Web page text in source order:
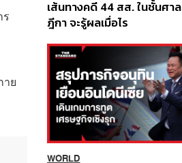
ย
เส้นทางคดี 44 สส. ในชั้นศาล
ฎีกา จะรู้ผลเมื่อไร
WORLD